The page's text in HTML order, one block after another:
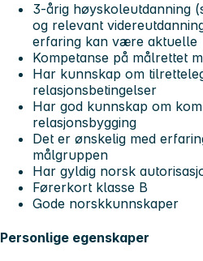
3-årig høyskoleutdanning
og relevant
erfaring kan være aktuelle
Kompetanse på målrettet
Har kunnskap om
relasjonsbetingelser
Har god kunnskap om
relasjonsbygging
Det er ønskelig med
målgruppen
Har gyldig norsk
Førerkort klasse B
Gode norskkunnskaper
Personlige egenskaper